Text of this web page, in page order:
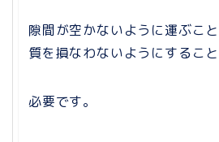
隙間が空かないように運ぶこ
質を損なわないようにするこ
必要です。